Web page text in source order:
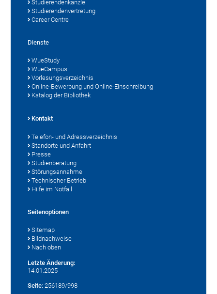
Studierendenkanzlei
Studierendenvertretung
Career Centre
Dienste
WueStudy
WueCampus
Vorlesungsverzeichnis
Online-Bewerbung und Online-Einschreibung
Katalog der Bibliothek
Kontakt
Telefon- und Adressverzeichnis
Standorte und Anfahrt
Presse
Studienberatung
Störungsannahme
Technischer Betrieb
Hilfe im Notfall
Seitenoptionen
Sitemap
Bildnachweise
Nach oben
Letzte Änderung:
14.01.2025
Seite: 256189/998